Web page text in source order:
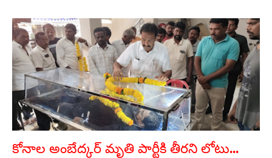
కోనాల అంబేద్కర్ మృతి పార్టీకి తీరని లోటు...